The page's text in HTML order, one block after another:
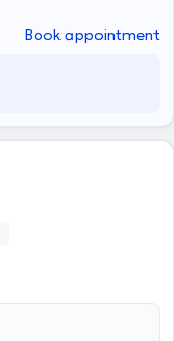
Book appointment